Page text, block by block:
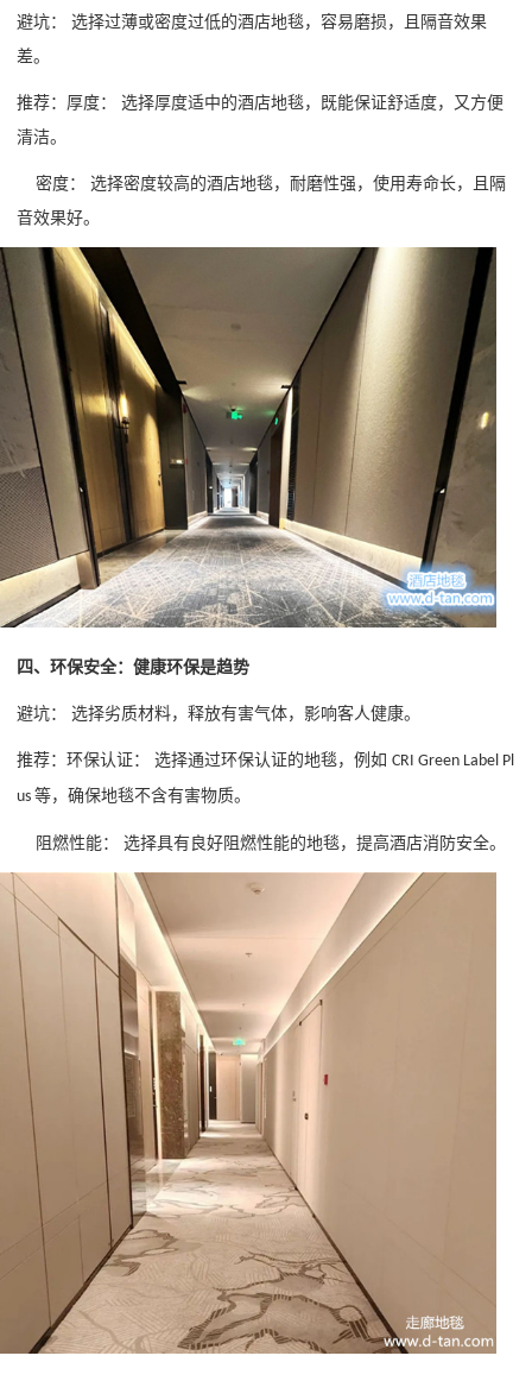
避坑：
选择过薄或密度过低的酒店地毯，容易磨损，且隔音效果
差。
推荐： 厚度：
选择厚度适中的酒店地毯，既能保证舒适度，又方便
清洁。
密度：
选择密度较高的酒店地毯，耐磨性强，使用寿命长，且隔
音效果好。
四、环保安全：健康环保是趋势
避坑： 选择劣质材料，释放有害气体，影响客人健康。
推荐： 环保认证： 选择通过环保认证的地毯，例如 CRI Green Label Pl
us 等，确保地毯不含有害物质。
阻燃性能： 选择具有良好阻燃性能的地毯，提高酒店消防安全。